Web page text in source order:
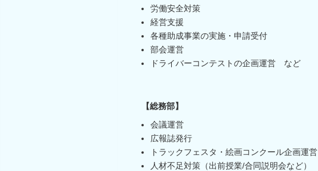
労働安全対策
経営支援
各種助成事業の実施・申請受付
部会運営
ドライバーコンテストの企画運営 など
【総務部】
会議運営
広報誌発行
トラックフェスタ・絵画コンクール企画運営
人材不足対策（出前授業/合同説明会など）